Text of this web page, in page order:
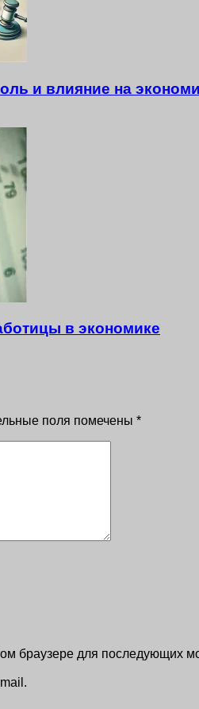
и влияние на
в экономике
поля помечены *
браузере для последующих